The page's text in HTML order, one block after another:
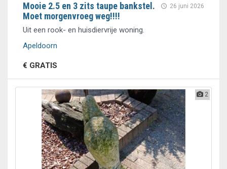
26 juni 2026
Mooie 2.5 en 3 zits taupe bankstel.
Moet morgenvroeg weg!!!!
Uit een rook- en huisdiervrije woning.
Apeldoorn
€ GRATIS
2